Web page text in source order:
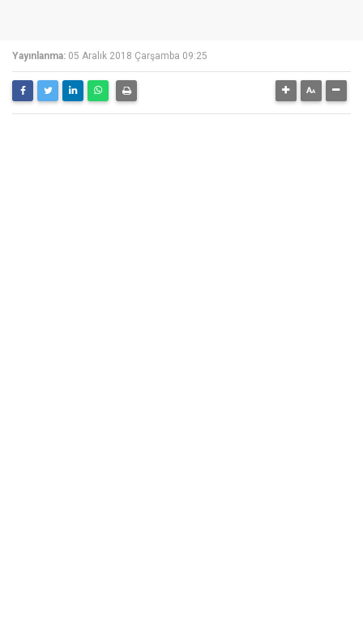
Yayınlanma: 05 Aralık 2018 Çarşamba 09:25